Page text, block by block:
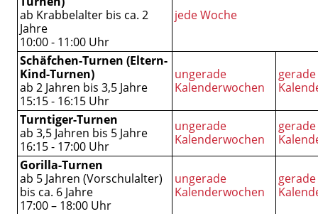
ab Krabbelalter bis ca. 2
Jahre
10:00 - 11:00 Uhr
jede Woche
Schäfchen-Turnen (Eltern-
Kind-Turnen)
ab 2 Jahren bis 3,5 Jahre
15:15 - 16:15 Uhr
ungerade
Kalenderwochen
gerade
Turntiger-Turnen
ab 3,5 Jahren bis 5 Jahre
16:15 - 17:00 Uhr
ungerade
Kalenderwochen
gerade
Gorilla-Turnen
ab 5 Jahren (Vorschulalter)
bis ca. 6 Jahre
17:00 – 18:00 Uhr
ungerade
Kalenderwochen
gerade